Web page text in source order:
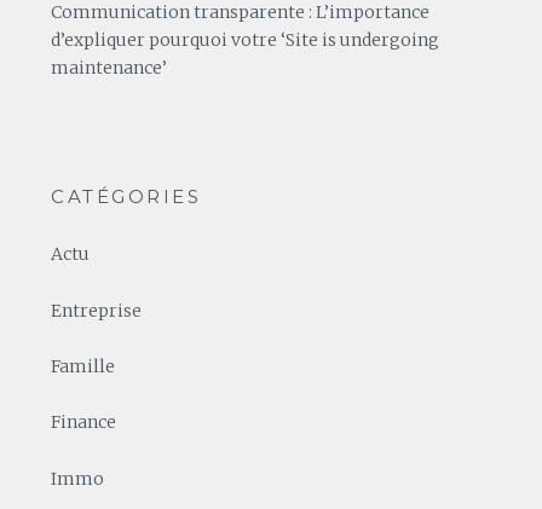
Communication transparente : L’importance
d’expliquer pourquoi votre ‘Site is undergoing
maintenance’
CATÉGORIES
Actu
Entreprise
Famille
Finance
Immo